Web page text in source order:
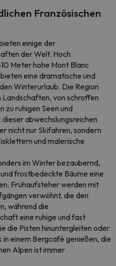
Französischen
einige der
der Welt. Hoch
Meter hohe Mont Blanc
eine dramatische und
Winterurlaub. Die Region
von schroffen
zu ruhigen Seen und
abwechslungsreichen
nicht nur Skifahren, sondern
und malerische
im Winter bezaubernd,
frostbedeckte Bäume eine
Frühaufsteher werden mit
verwöhnt, die den
während die
eine ruhige und fast
die Pisten hinuntergleiten oder
einem Bergcafé genießen, die
Alpen ist immer